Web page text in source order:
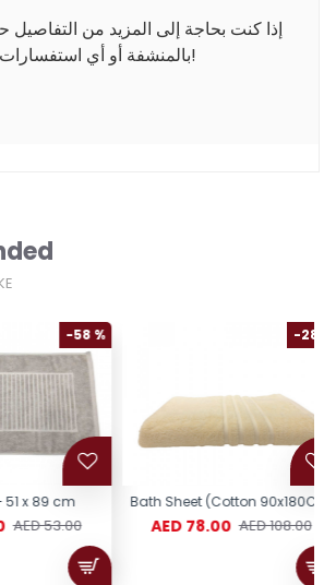
إذا كنت بحاجة إلى المزيد من التفاصيل
بالمنشفة أو أي استفسارات أخرى، فأخبرني!
-58 %
89 cm
53.00
-28 %
Bath Sheet (Cotton 90x180CM)
AED 78.00 AED 108.00